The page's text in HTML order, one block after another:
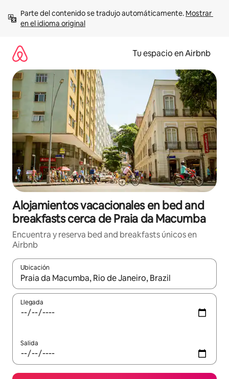
contenido
Parte del contenido se tradujo automáticamente. Mostrar
en el idioma original
Tu espacio en Airbnb
Alojamientos vacacionales en bed and
breakfasts cerca de Praia da Macumba
Encuentra y reserva bed and breakfasts únicos en
Airbnb
Ubicación
Cuando los resultados estén disponibles, podrás navegar
Llegada
Salida